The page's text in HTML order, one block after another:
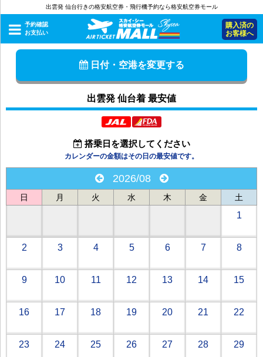
出雲発 仙台行きの格安航空券・飛行機予約なら格安航空券モール
予約確認
お支払い
購入済の
お客様へ
日付・空港を変更する
出雲発 仙台着 最安値
搭乗日を選択してください
カレンダーの金額はその日の最安値です。
2026/08
日 月 火 水 木 金 土
1
2 3 4 5 6 7 8
9 10 11 12 13 14 15
16 17 18 19 20 21 22
23 24 25 26 27 28 29